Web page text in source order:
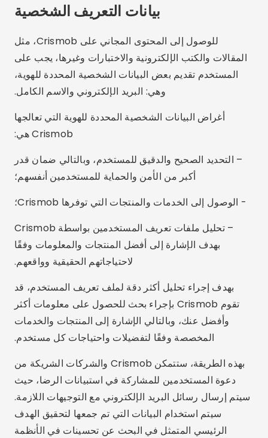
بيانات التعريف الشخصية
للوصول إلى المحتوى المجاني على Crismob، مثل
المقالات والكتب الإلكترونية والاختبارات وغيرها، يجب على
المستخدم تقديم بعض البيانات الشخصية المحددة للهوية،
وهي: البريد الإلكتروني والاسم الكامل.
أغراض البيانات الشخصية المحددة للهوية التي تعالجها
Crismob هي:
– التحديد الصحيح والدقيق للمستخدم، وبالتالي ضمان قدر
أكبر من الأمن والحماية للمستخدمين أنفسهم؛
- الوصول إلى الخدمات والمنتجات التي توفرها Crismob؛
– تحليل ملفات تعريف المستخدمين بواسطة Crismob
بهدف الإشارة إلى أفضل المنتجات والمعلومات وفقًا
لاحتياجاتهم الحقيقية وواقعهم.
بهدف إجراء تحليل أكثر دقة لملف تعريف المستخدم، قد
تقوم Crismob بإجراء بحث للحصول على معلومات أكثر
وأفضل عنك، وبالتالي الإشارة إلى المنتجات والخدمات
المخصصة وفقًا لتفضيلات واحتياجات كل مستخدم.
بهذه الطريقة، ستتمكن Crismob والشركات الشريكة من
دعوة المستخدمين للمشاركة في استبيانات الرضا، حيث
سيتم إرسال رسائل البريد الإلكتروني مع التوجيهات اللازمة.
سيتم استخدام البيانات التي تم جمعها لتحقيق الهدف
الرئيسي المتمثل في البحث عن تحسينات في الأنظمة